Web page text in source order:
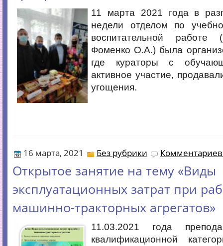
11 марта 2021 года в
недели отделом по
воспитательной
Фоменко О.А.) была
где кураторы с
активное участие,
угощения.
16 марта, 2021 Без рубрики Комментариев
Открытое занятие на тему «Виды
эксплуатационных затрат при
машинно-тракторных агрегатов»
11.03.2021 года
квалификационной